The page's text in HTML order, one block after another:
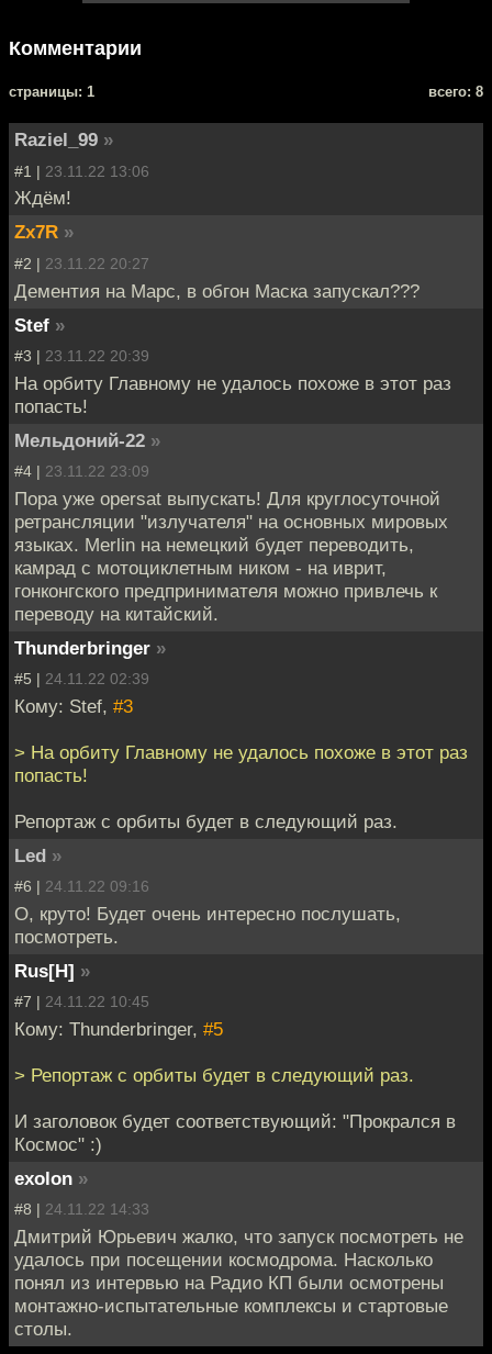
Комментарии
cтраницы: 1 всего: 8
Raziel_99 »
#1 | 23.11.22 13:06
Ждём!
Zx7R »
#2 | 23.11.22 20:27
Дементия на Марс, в обгон Маска запускал???
Stef »
#3 | 23.11.22 20:39
На орбиту Главному не удалось похоже в этот раз
попасть!
Мельдоний-22 »
#4 | 23.11.22 23:09
Пора уже opersat выпускать! Для круглосуточной
ретрансляции "излучателя" на основных мировых
языках. Merlin на немецкий будет переводить,
камрад с мотоциклетным ником - на иврит,
гонконгского предпринимателя можно привлечь к
переводу на китайский.
Thunderbringer »
#5 | 24.11.22 02:39
Кому: Stef, #3
> На орбиту Главному не удалось похоже в этот раз
попасть!
Репортаж с орбиты будет в следующий раз.
Led »
#6 | 24.11.22 09:16
О, круто! Будет очень интересно послушать,
посмотреть.
Rus[H] »
#7 | 24.11.22 10:45
Кому: Thunderbringer, #5
> Репортаж с орбиты будет в следующий раз.
И заголовок будет соответствующий: "Прокрался в
Космос" :)
exolon »
#8 | 24.11.22 14:33
Дмитрий Юрьевич жалко, что запуск посмотреть не
удалось при посещении космодрома. Насколько
понял из интервью на Радио КП были осмотрены
монтажно-испытательные комплексы и стартовые
столы.